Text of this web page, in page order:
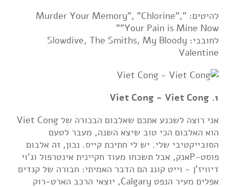
להיטים: "Murder Your Memory", "Chlorine",
"Your Pain is Mine Now"
לחובבי: Slowdive, The Smiths, My Bloody
Valentine
1. Viet Cong - Viet Cong
אני רוצה לשכנע אתכם שאלבום הבכורה של Viet Cong
הוא האלבום הכי טוב שיצא השנה, מעבר לטעם
הסובייקטיבי שלי. יש לי חתיכת קייס. נכון, זה אלבום
פוסט-Pאנק, אבל תשכחו מעוד חקיינית אינטרפול וג'וי
דיוויז'ן - וייט קונג הם הדבר האמיתי: חבורה של קנדים
אפלים מעיר הנפט Calgary, יוצאי הרכב הארט-רוק